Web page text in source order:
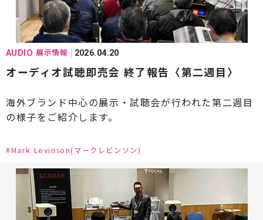
#ALBEDO(アルベド)
#Avantgarde(アヴァンギャルド)
#Bowers & Wilkins[B&W]（バウワースアンドウィ
ルキンス）
#Bluesound(ブルーサウンド)
#Burmester(ブルメスター)
#Constellation Audio(コンステレーションオーデ
ィオ)
#DALI(ダリ)
AUDIO 展示情報 2026.04.20
オーディオ試聴即売会 終了報告〈第二週目〉
海外ブランド中心の展示・試聴会が行われた第二週目
の様子をご紹介します。
#Mark Levinson(マークレビンソン)